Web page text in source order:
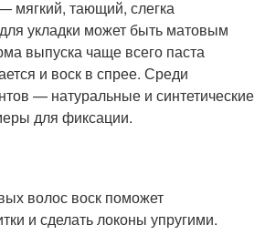
мягкий, тающий, слегка
укладки может быть матовым
выпуска чаще всего паста
и воск в спрее. Среди
— натуральные и синтетические
для фиксации.
волос воск поможет
и сделать локоны упругими.